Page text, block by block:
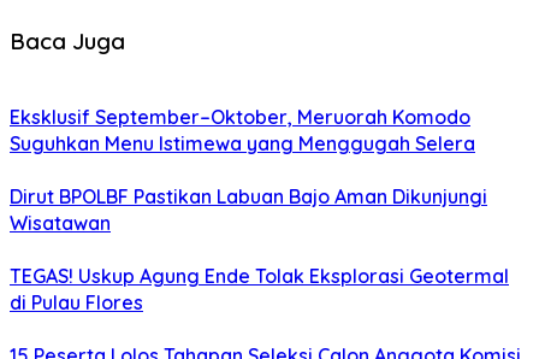
Baca Juga
Eksklusif September–Oktober, Meruorah Komodo
Suguhkan Menu Istimewa yang Menggugah Selera
Dirut BPOLBF Pastikan Labuan Bajo Aman Dikunjungi
Wisatawan
TEGAS! Uskup Agung Ende Tolak Eksplorasi Geotermal
di Pulau Flores